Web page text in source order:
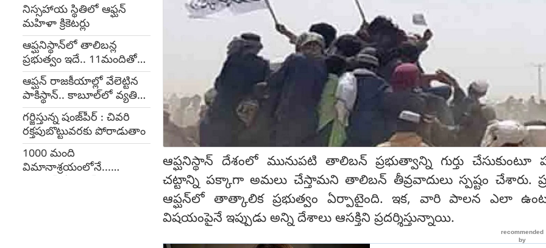
నిస్సహాయ స్థితిలో ఆఫ్ఘన్
మహిళా క్రికెటర్లు
ఆప్ఘనిస్థాన్‌లో తాలిబన్ల
ప్రభుత్వం ఇదే.. 11మందితో
సర్కారు
ఆప్ఘన్ రాజకీయాల్లో వేలెట్టిన
పాకిస్థాన్.. కాబూల్‌లో వ్యతిరేక
ర్యాలీలు
గర్జిస్తున్న షంజ్‌పీర్ : చివరి
రక్తపుబొట్టువరకు పోరాడుతాం
1000 మంది
విమానాశ్రయంలోనే...
ఆప్ఘనిస్థాన్ దేశంలో మునుపటి తాలిబన్ ప్రభుత్వాన్ని గుర్తు
చట్టాన్ని పక్కాగా అమలు చేస్తామని తాలిబన్ తీవ్రవాదులు స్పష్టం చేశారు.
ఆప్ఘన్‌లో తాత్కాలిక ప్రభుత్వం ఏర్పాటైంది. ఇక, వారి పాలన ఎలా
విషయంపైనే ఇప్పుడు అన్ని దేశాలు ఆసక్తిని ప్రదర్శిస్తున్నాయి.